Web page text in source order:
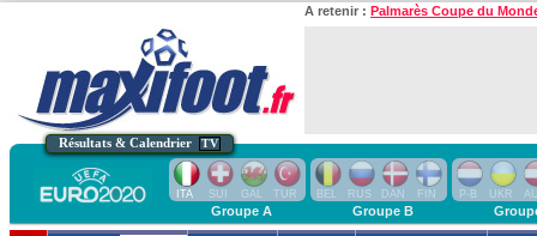
A retenir : Palmarès Coupe du
Résultats & Calendrier TV
ITA SUI GAL TUR BEL RUS DAN FIN P-B UKR
Groupe A Groupe B